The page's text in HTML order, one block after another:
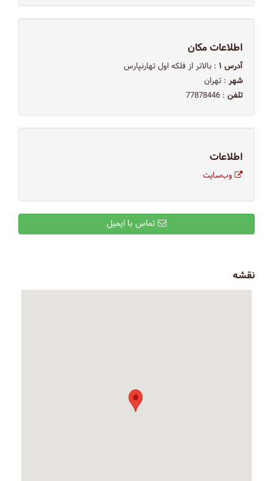
اطلاعات مکان
آدرس ۱
: بالاتر از فلکه اول تهارنپارس
شهر : تهران
تلفن : 77878446
اطلاعات
وب‌سایت
نقشه